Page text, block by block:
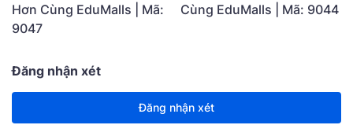
Hơn Cùng EduMalls | Mã:
9047
Cùng EduMalls | Mã: 9044
Đăng nhận xét
Đăng nhận xét